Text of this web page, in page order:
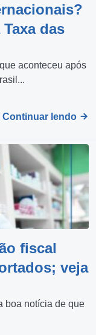
das
aconteceu após
Continuar lendo
fiscal
veja
boa notícia de que